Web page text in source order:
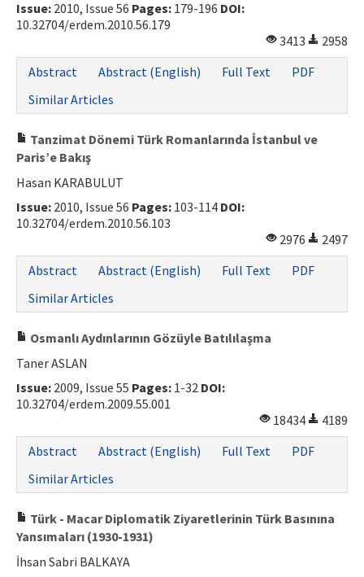
Issue: 2010, Issue 56 Pages: 179-196 DOI:
10.32704/erdem.2010.56.179
3413
2958
Abstract
Abstract (English) Full Text
PDF
Similar Articles
Tanzimat Dönemi Türk Romanlarında İstanbul ve
Paris’e Bakış
Hasan KARABULUT
Issue: 2010, Issue 56 Pages: 103-114 DOI:
10.32704/erdem.2010.56.103
2976
2497
Abstract
Abstract (English) Full Text
PDF
Similar Articles
Osmanlı Aydınlarının Gözüyle Batılılaşma
Taner ASLAN
Issue: 2009, Issue 55 Pages: 1-32 DOI:
10.32704/erdem.2009.55.001
18434
4189
Abstract
Abstract (English) Full Text
PDF
Similar Articles
Türk - Macar Diplomatik Ziyaretlerinin Türk Basınına
Yansımaları (1930-1931)
İhsan Sabri BALKAYA